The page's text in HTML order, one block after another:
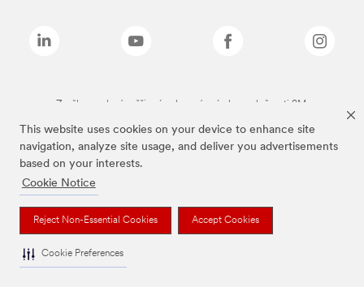
This website uses cookies on your device to enhance site
navigation, analyze site usage, and deliver you advertisements
based on your interests.
Cookie Notice
Reject Non-Essential Cookies Accept Cookies
Cookie Preferences
Značky uvedené vyššie sú ochranné známky spoločnosti 3M.